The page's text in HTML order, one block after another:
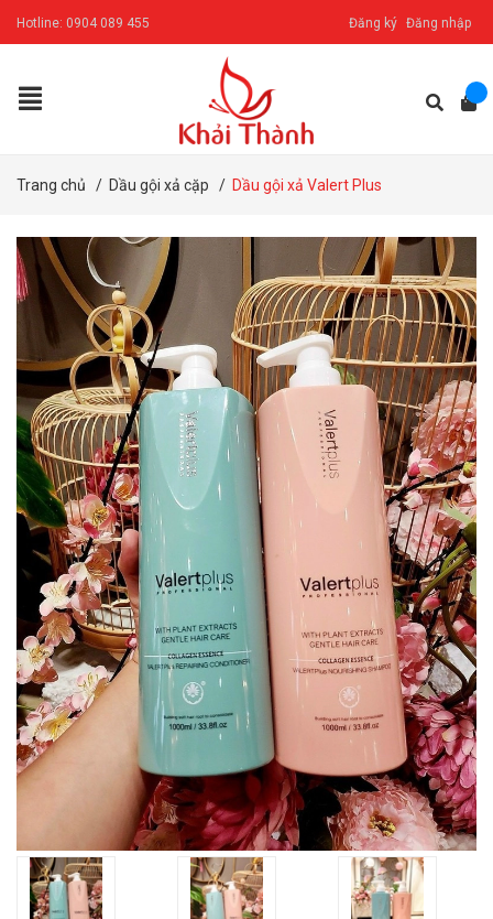
Hotline: 0904 089 455 Đăng ký Đăng nhập
Trang chủ / Dầu gội xả cặp / Dầu gội xả Valert Plus